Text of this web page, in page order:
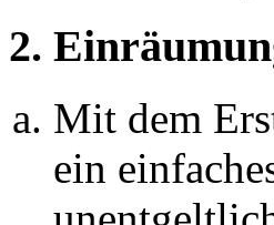
2.
Mit dem
ein